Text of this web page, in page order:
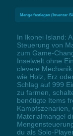
Menge festlegen (Inventar-
In Ikonei Island:
Steuerung von
zum Game-
Inselwelt ohne
clevere
wie Holz, Erz
Schlag auf 999
zu farmen,
benötigte Items
Kampfszenarien,
Materialmangel
du als Solo-